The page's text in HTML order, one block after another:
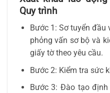
Quy trình
Bước 1: Sơ tuyển đầu
phỏng vấn sơ bộ và
giấy tờ theo yêu cầu.
Bước 2: Kiểm tra sức
Bước 3: Đào tạo